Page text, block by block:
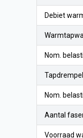
Debiet
Nom.
Tapdrempel
Nom.
Aantal
Voorraad